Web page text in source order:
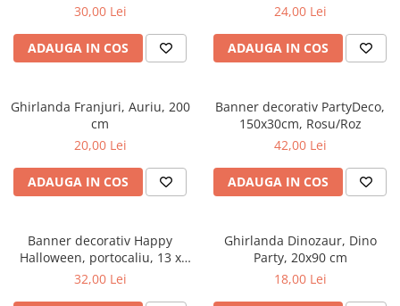
30,00 Lei
ADAUGA IN COS
24,00 Lei
ADAUGA IN COS
Ghirlanda Franjuri, Auriu, 200
cm
20,00 Lei
ADAUGA IN COS
Banner decorativ PartyDeco,
150x30cm, Rosu/Roz
42,00 Lei
ADAUGA IN COS
Banner decorativ Happy
Halloween, portocaliu, 13 x
210 cm
32,00 Lei
Ghirlanda Dinozaur, Dino
Party, 20x90 cm
18,00 Lei